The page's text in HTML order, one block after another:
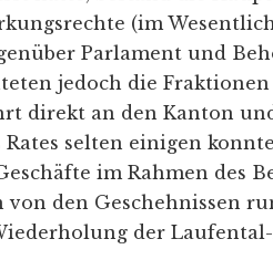
(im
Parlament und
jedoch die Fraktionen
direkt an den Kanton
selten einigen
im Rahmen des
von den Geschehnissen
der